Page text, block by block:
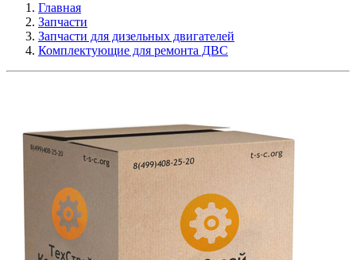
Главная
Запчасти
Запчасти для дизельных двигателей
Комплектующие для ремонта ДВС